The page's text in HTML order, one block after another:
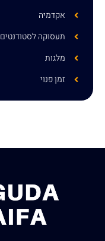
אקדמיה
תעסוקה לסטודנטים
מלגות
זמן פנוי